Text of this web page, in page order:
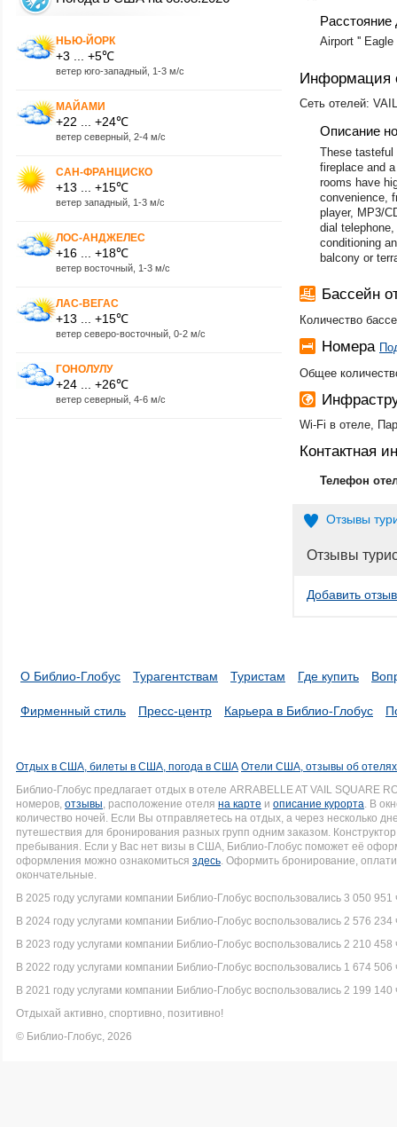
НЬЮ-ЙОРК
+3 ... +5℃
ветер юго-западный, 1-3 м/с
МАЙАМИ
+22 ... +24℃
ветер северный, 2-4 м/с
САН-ФРАНЦИСКО
+13 ... +15℃
ветер западный, 1-3 м/с
ЛОС-АНДЖЕЛЕС
+16 ... +18℃
ветер восточный, 1-3 м/с
ЛАС-ВЕГАС
+13 ... +15℃
ветер северо-восточный, 0-2 м/с
ГОНОЛУЛУ
+24 ... +26℃
ветер северный, 4-6 м/с
Расстояние
Airport '' Eagle
Информация
Сеть отелей: VAIL
Описание
These tasteful
fireplace and
rooms have
convenience,
player, MP3/
dial
conditioning
balcony or
Бассейн
Количество
Номера
Общее
Wi-Fi в отеле,
Контактная
Телефон
Отзывы
Отзывы
Добавить отзыв
О Библио-Глобус Турагентствам Туристам Где купить
Фирменный стиль Пресс-центр Карьера в Библио-Глобус
Отдых в США, билеты в США, погода в США Отели США, отзывы об
Библио-Глобус предлагает отдых в отеле ARRABELLE AT VAIL
номеров, отзывы, расположение отеля на карте и описание курорта. В
количество ночей. Если Вы отправляетесь на отдых, а через несколько
путешествия для бронирования разных групп одним заказом.
пребывания. Если у Вас нет визы в США, Библио-Глобус поможет её
оформления можно ознакомиться здесь. Оформить бронирование,
окончательные.
В 2025 году услугами компании Библио-Глобус воспользовались 3 050 951
В 2024 году услугами компании Библио-Глобус воспользовались 2 576 234
В 2023 году услугами компании Библио-Глобус воспользовались 2 210 458
В 2022 году услугами компании Библио-Глобус воспользовались 1 674 506
В 2021 году услугами компании Библио-Глобус воспользовались 2 199 140
Отдыхай активно, спортивно, позитивно!
© Библио-Глобус, 2026